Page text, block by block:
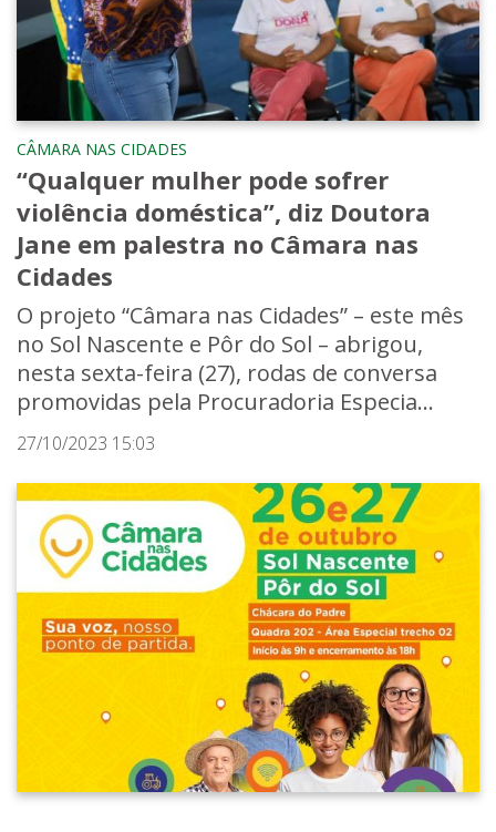
CÂMARA NAS CIDADES
“Qualquer mulher pode sofrer
violência doméstica”, diz Doutora
Jane em palestra no Câmara nas
Cidades
O projeto “Câmara nas Cidades” – este mês
no Sol Nascente e Pôr do Sol – abrigou,
nesta sexta-feira (27), rodas de conversa
promovidas pela Procuradoria Especia...
27/10/2023 15:03